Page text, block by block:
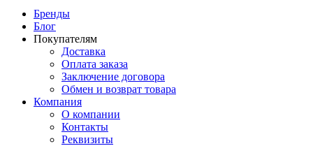
Бренды
Блог
Покупателям
Доставка
Оплата заказа
Заключение договора
Обмен и возврат товара
Компания
О компании
Контакты
Реквизиты